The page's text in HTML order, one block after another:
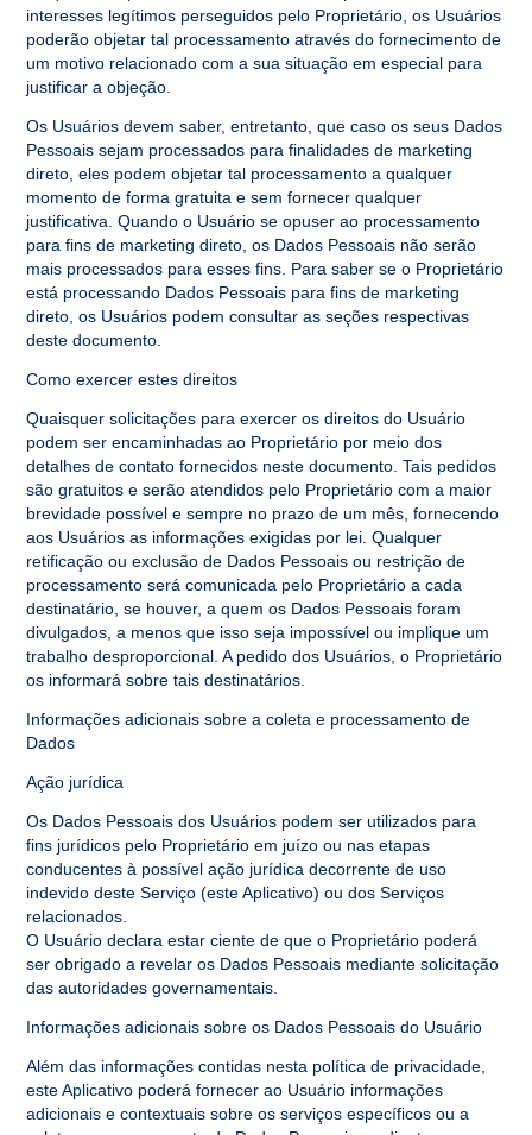
interesses legítimos perseguidos pelo Proprietário, os Usuários
poderão objetar tal processamento através do fornecimento de
um motivo relacionado com a sua situação em especial para
justificar a objeção.
Os Usuários devem saber, entretanto, que caso os seus Dados
Pessoais sejam processados para finalidades de marketing
direto, eles podem objetar tal processamento a qualquer
momento de forma gratuita e sem fornecer qualquer
justificativa. Quando o Usuário se opuser ao processamento
para fins de marketing direto, os Dados Pessoais não serão
mais processados para esses fins. Para saber se o Proprietário
está processando Dados Pessoais para fins de marketing
direto, os Usuários podem consultar as seções respectivas
deste documento.
Como exercer estes direitos
Quaisquer solicitações para exercer os direitos do Usuário
podem ser encaminhadas ao Proprietário por meio dos
detalhes de contato fornecidos neste documento. Tais pedidos
são gratuitos e serão atendidos pelo Proprietário com a maior
brevidade possível e sempre no prazo de um mês, fornecendo
aos Usuários as informações exigidas por lei. Qualquer
retificação ou exclusão de Dados Pessoais ou restrição de
processamento será comunicada pelo Proprietário a cada
destinatário, se houver, a quem os Dados Pessoais foram
divulgados, a menos que isso seja impossível ou implique um
trabalho desproporcional. A pedido dos Usuários, o Proprietário
os informará sobre tais destinatários.
Informações adicionais sobre a coleta e processamento de
Dados
Ação jurídica
Os Dados Pessoais dos Usuários podem ser utilizados para
fins jurídicos pelo Proprietário em juízo ou nas etapas
conducentes à possível ação jurídica decorrente de uso
indevido deste Serviço (este Aplicativo) ou dos Serviços
relacionados.
O Usuário declara estar ciente de que o Proprietário poderá
ser obrigado a revelar os Dados Pessoais mediante solicitação
das autoridades governamentais.
Informações adicionais sobre os Dados Pessoais do Usuário
Além das informações contidas nesta política de privacidade,
este Aplicativo poderá fornecer ao Usuário informações
adicionais e contextuais sobre os serviços específicos ou a